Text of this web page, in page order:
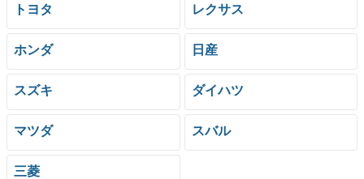
トヨタ レクサス
ホンダ 日産
スズキ ダイハツ
マツダ スバル
三菱